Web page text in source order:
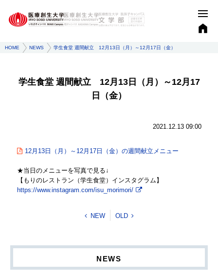
HOME NEWS 学生食堂 週間献立 12月13日（月）～12月17日（金）
学生食堂 週間献立 12月13日（月）～12月17
日（金）
2021.12.13 09:00
12月13日（月）～12月17日（金）の週間献立メニュー
★当日のメニューを写真で見る↓
【もりのレストラン（学生食堂）インスタグラム】
https://www.instagram.com/isu_morimori/
NEW OLD
NEWS